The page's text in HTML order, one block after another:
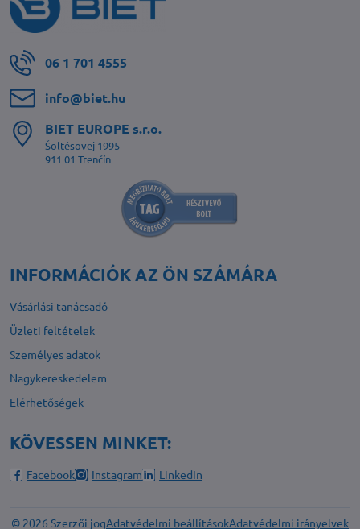
06 1 701 4555
info​@biet​.hu
BIET EUROPE s​.r​.o​.
Šoltésovej 1995
911 01 Trenčín
INFORMÁCIÓK AZ ÖN SZÁMÁRA
Vásárlási tanácsadó
Üzleti feltételek
Személyes adatok
Nagykereskedelem
Elérhetőségek
KÖVESSEN MINKET:
Facebook Instagram LinkedIn
© 2026 Szerzői jogAdatvédelmi beállításokAdatvédelmi irányelvek